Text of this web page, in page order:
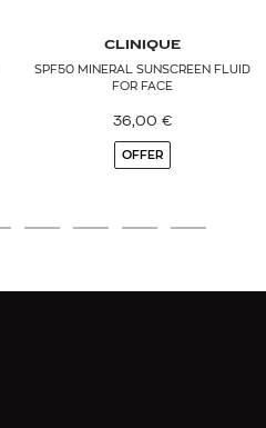
CLINIQUE
SPF50 MINERAL SUNSCREEN FLUID
FOR FACE
36,00 €
OFFER